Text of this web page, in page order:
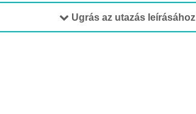
Ugrás az utazás leírásához